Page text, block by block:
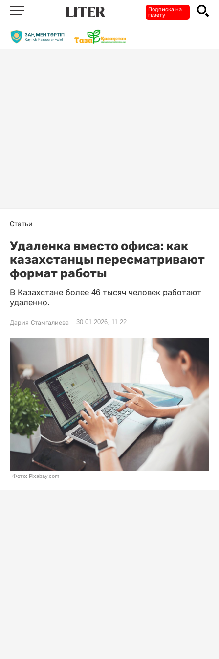
Подписка на
газету
Статьи
Удаленка вместо офиса: как
казахстанцы пересматривают
формат работы
В Казахстане более 46 тысяч человек работают
удаленно.
Дария Стамгалиева 30.01.2026, 11:22
Фото: Pixabay.com